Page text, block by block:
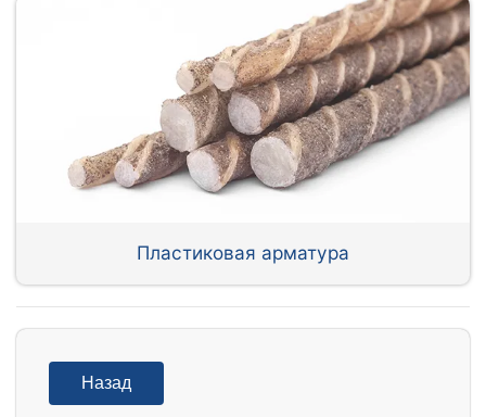
Пластиковая арматура
Назад